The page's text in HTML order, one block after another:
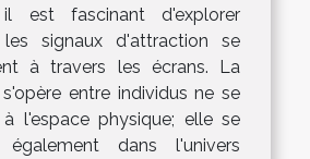
il est fascinant d'explorer
signaux d'attraction se
à travers les écrans. La
entre individus ne se
l'espace physique; elle se
également dans l'univers